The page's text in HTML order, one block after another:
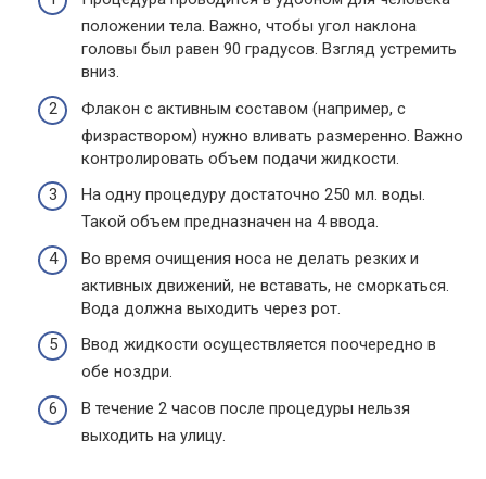
положении тела. Важно, чтобы угол наклона
головы был равен 90 градусов. Взгляд устремить
вниз.
Флакон с активным составом (например, с
физраствором) нужно вливать размеренно. Важно
контролировать объем подачи жидкости.
На одну процедуру достаточно 250 мл. воды.
Такой объем предназначен на 4 ввода.
Во время очищения носа не делать резких и
активных движений, не вставать, не сморкаться.
Вода должна выходить через рот.
Ввод жидкости осуществляется поочередно в
обе ноздри.
В течение 2 часов после процедуры нельзя
выходить на улицу.